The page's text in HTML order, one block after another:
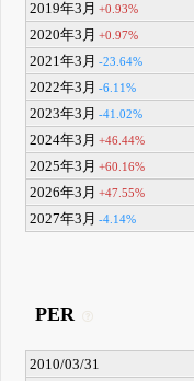
2019年3月 +0.93%
2020年3月 +0.97%
2021年3月 -23.64%
2022年3月 -6.11%
2023年3月 -41.02%
2024年3月 +46.44%
2025年3月 +60.16%
2026年3月 +47.55%
2027年3月 -4.14%
PER
2010/03/31